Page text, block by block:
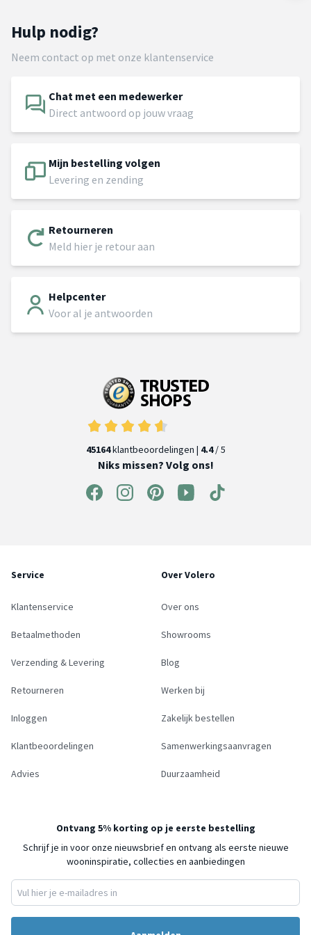
Hulp nodig?
Neem contact op met onze klantenservice
Chat met een medewerker
Direct antwoord op jouw vraag
Mijn bestelling volgen
Levering en zending
Retourneren
Meld hier je retour aan
Helpcenter
Voor al je antwoorden
45164klantbeoordelingen | 4.4/ 5
Niks missen? Volg ons!
Service
Klantenservice
Betaalmethoden
Verzending & Levering
Retourneren
Inloggen
Klantbeoordelingen
Advies
Over Volero
Over ons
Showrooms
Blog
Werken bij
Zakelijk bestellen
Samenwerkingsaanvragen
Duurzaamheid
Ontvang 5% korting op je eerste bestelling
Schrijf je in voor onze nieuwsbrief en ontvang als eerste nieuwe
wooninspiratie, collecties en aanbiedingen